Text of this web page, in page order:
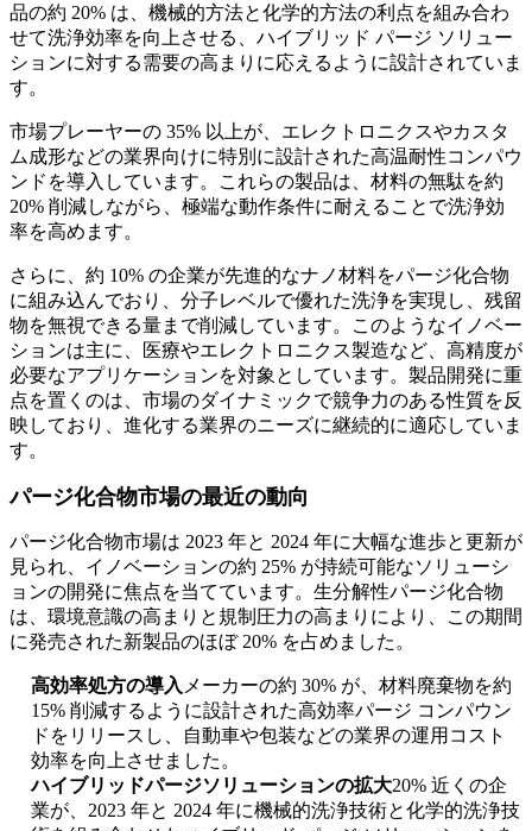
品の約 20% は、機械的方法と化学的方法の利点を組み合わ
せて洗浄効率を向上させる、ハイブリッド パージ ソリュー
ションに対する需要の高まりに応えるように設計されていま
す。
市場プレーヤーの 35% 以上が、エレクトロニクスやカスタ
ム成形などの業界向けに特別に設計された高温耐性コンパウ
ンドを導入しています。これらの製品は、材料の無駄を約
20% 削減しながら、極端な動作条件に耐えることで洗浄効
率を高めます。
さらに、約 10% の企業が先進的なナノ材料をパージ化合物
に組み込んでおり、分子レベルで優れた洗浄を実現し、残留
物を無視できる量まで削減しています。このようなイノベー
ションは主に、医療やエレクトロニクス製造など、高精度が
必要なアプリケーションを対象としています。製品開発に重
点を置くのは、市場のダイナミックで競争力のある性質を反
映しており、進化する業界のニーズに継続的に適応していま
す。
パージ化合物市場の最近の動向
パージ化合物市場は 2023 年と 2024 年に大幅な進歩と更新が
見られ、イノベーションの約 25% が持続可能なソリューシ
ョンの開発に焦点を当てています。生分解性パージ化合物
は、環境意識の高まりと規制圧力の高まりにより、この期間
に発売された新製品のほぼ 20% を占めました。
高効率処方の導入 メーカーの約 30% が、材料廃棄物を約
15% 削減するように設計された高効率パージ コンパウン
ドをリリースし、自動車や包装などの業界の運用コスト
効率を向上させました。
ハイブリッドパージソリューションの拡大20% 近くの企
業が、2023 年と 2024 年に機械的洗浄技術と化学的洗浄技